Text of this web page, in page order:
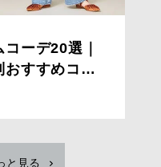
ーデ20選｜
すすめコー
と見る